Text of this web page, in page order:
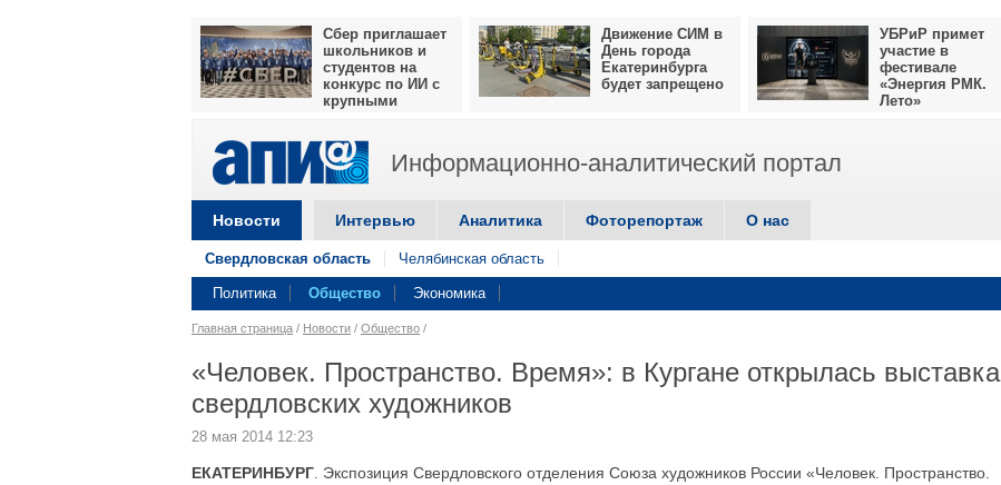
Сбер приглашает
школьников и
студентов на
конкурс по ИИ с
крупными
Движение СИМ в
День города
Екатеринбурга
будет запрещено
УБРиР примет
участие в
фестивале
«Энергия РМК.
Лето»
Информационно-аналитический портал
Новости Интервью Аналитика Фоторепортаж О нас
Свердловская область Челябинская область
Политика Общество Экономика
Главная страница / Новости / Общество /
«Человек. Пространство. Время»: в Кургане открылась выставка
свердловских художников
28 мая 2014 12:23
ЕКАТЕРИНБУРГ . Экспозиция Свердловского отделения Союза художников России «Человек. Пространство.